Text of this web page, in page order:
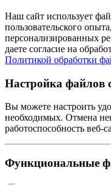
Наш сайт использует
пользовательского
персонализированных
даете согласие на
Политикой обработки
Настройка файлов
Вы можете настроить
необходимых. Отмена
работоспособность веб-
Функциональные